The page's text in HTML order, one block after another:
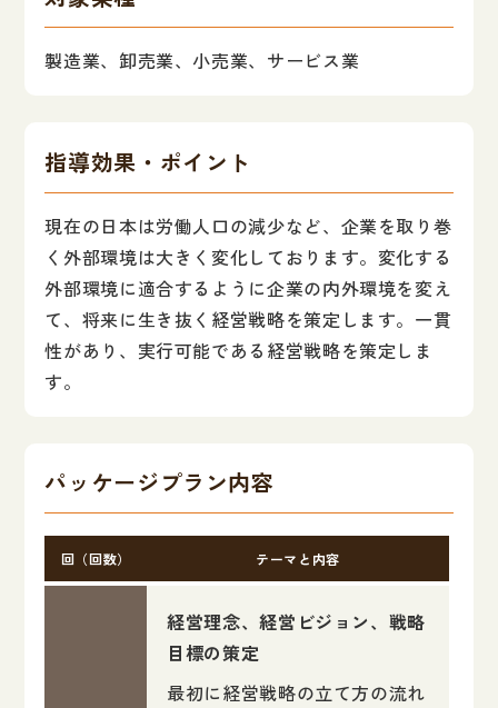
製造業、卸売業、小売業、サービス業
指導効果・ポイント
現在の日本は労働人口の減少など、企業を取り巻
く外部環境は大きく変化しております。変化する
外部環境に適合するように企業の内外環境を変え
て、将来に生き抜く経営戦略を策定します。一貫
性があり、実行可能である経営戦略を策定しま
す。
パッケージプラン内容
回（回数） テーマと内容
経営理念、経営ビジョン、戦略
目標の策定
最初に経営戦略の立て方の流れ